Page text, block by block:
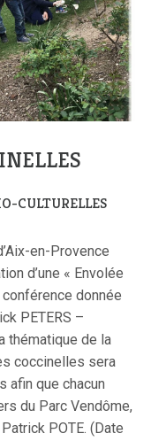
CULTURELLES
en-Provence
d’une « Envolée
conférence donnée
PETERS –
thématique de la
coccinelles sera
afin que chacun
du Parc Vendôme,
POTE. (Date